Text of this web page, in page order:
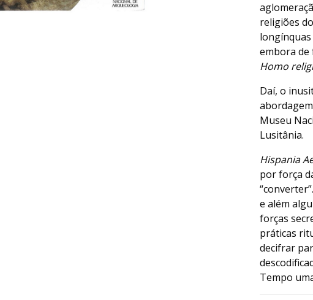
religiões
embora de
Homo
Daí, o
Museu
Lusitânia.
Hispania
por força
e além
forças
práticas
decifrar
Tempo